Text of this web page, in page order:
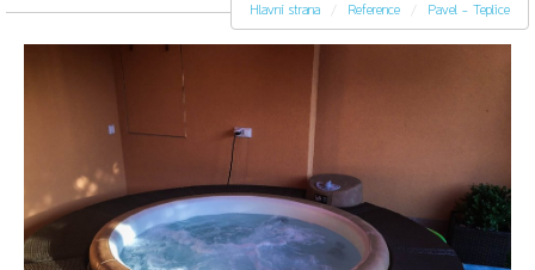
Hlavní strana Reference Pavel - Teplice